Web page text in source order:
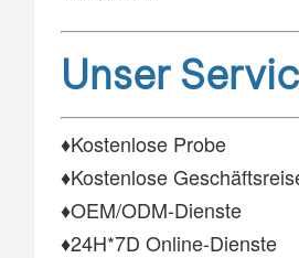
Unser
♦Kostenlose Probe
♦Kostenlose
♦OEM/ODM-Dienste
♦24H*7D Online-Dienste